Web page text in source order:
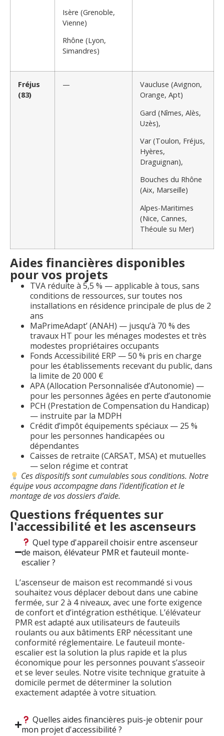
Isère (Grenoble,
Vienne)
Rhône (Lyon,
Simandres)
Fréjus
(83)
—
Vaucluse (Avignon,
Orange, Apt)
Gard (Nîmes, Alès,
Uzès),
Var (Toulon, Fréjus,
Hyères,
Draguignan),
Bouches du Rhône
(Aix, Marseille)
Alpes-Maritimes
(Nice, Cannes,
Théoule su Mer)
Aides financières disponibles
pour vos projets
TVA réduite à 5,5 % — applicable à tous, sans
conditions de ressources, sur toutes nos
installations en résidence principale de plus de 2
ans
MaPrimeAdapt’ (ANAH) — jusqu’à 70 % des
travaux HT pour les ménages modestes et très
modestes propriétaires occupants
Fonds Accessibilité ERP — 50 % pris en charge
pour les établissements recevant du public, dans
la limite de 20 000 €
APA (Allocation Personnalisée d’Autonomie) —
pour les personnes âgées en perte d’autonomie
PCH (Prestation de Compensation du Handicap)
— instruite par la MDPH
Crédit d’impôt équipements spéciaux — 25 %
pour les personnes handicapées ou
dépendantes
Caisses de retraite (CARSAT, MSA) et mutuelles
— selon régime et contrat
Ces dispositifs sont cumulables sous conditions. Notre
équipe vous accompagne dans l’identification et le
montage de vos dossiers d’aide.
Questions fréquentes sur
l'accessibilité et les ascenseurs
Quel type d'appareil choisir entre ascenseur
de maison, élévateur PMR et fauteuil monte-
escalier ?
L’ascenseur de maison est recommandé si vous
souhaitez vous déplacer debout dans une cabine
fermée, sur 2 à 4 niveaux, avec une forte exigence
de confort et d’intégration esthétique. L’élévateur
PMR est adapté aux utilisateurs de fauteuils
roulants ou aux bâtiments ERP nécessitant une
conformité réglementaire. Le fauteuil monte-
escalier est la solution la plus rapide et la plus
économique pour les personnes pouvant s’asseoir
et se lever seules. Notre visite technique gratuite à
domicile permet de déterminer la solution
exactement adaptée à votre situation.
Quelles aides financières puis-je obtenir pour
mon projet d'accessibilité ?